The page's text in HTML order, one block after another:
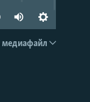
EMBED
медиафайл